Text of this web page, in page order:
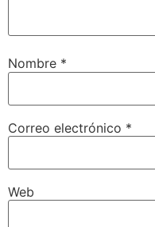
Nombre *
Correo electrónico *
Web